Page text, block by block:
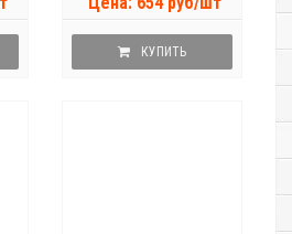
КУПИТЬ